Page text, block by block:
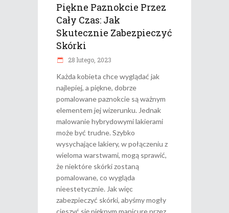
Piękne Paznokcie Przez
Cały Czas: Jak
Skutecznie Zabezpieczyć
Skórki
28 lutego, 2023
Każda kobieta chce wyglądać jak
najlepiej, a piękne, dobrze
pomalowane paznokcie są ważnym
elementem jej wizerunku. Jednak
malowanie hybrydowymi lakierami
może być trudne. Szybko
wysychające lakiery, w połączeniu z
wieloma warstwami, mogą sprawić,
że niektóre skórki zostaną
pomalowane, co wygląda
nieestetycznie. Jak więc
zabezpieczyć skórki, abyśmy mogły
cieszyć się pięknym manicure przez